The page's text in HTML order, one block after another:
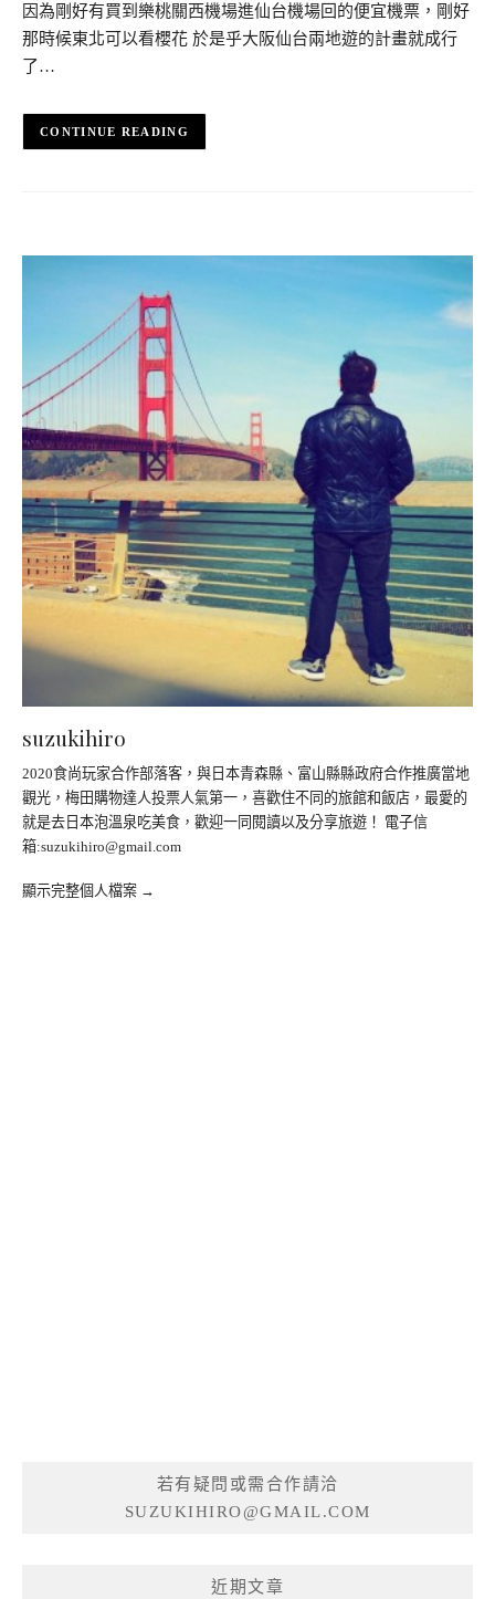
因為剛好有買到樂桃關西機場進仙台機場回的便宜機票，剛好
那時候東北可以看櫻花 於是乎大阪仙台兩地遊的計畫就成行
了…
CONTINUE READING
suzukihiro
2020食尚玩家合作部落客，與日本青森縣、富山縣縣政府合作推廣當地
觀光，梅田購物達人投票人氣第一，喜歡住不同的旅館和飯店，最愛的
就是去日本泡溫泉吃美食，歡迎一同閱讀以及分享旅遊！ 電子信
箱:suzukihiro@gmail.com
顯示完整個人檔案 →
若有疑問或需合作請洽
SUZUKIHIRO@GMAIL.COM
近期文章